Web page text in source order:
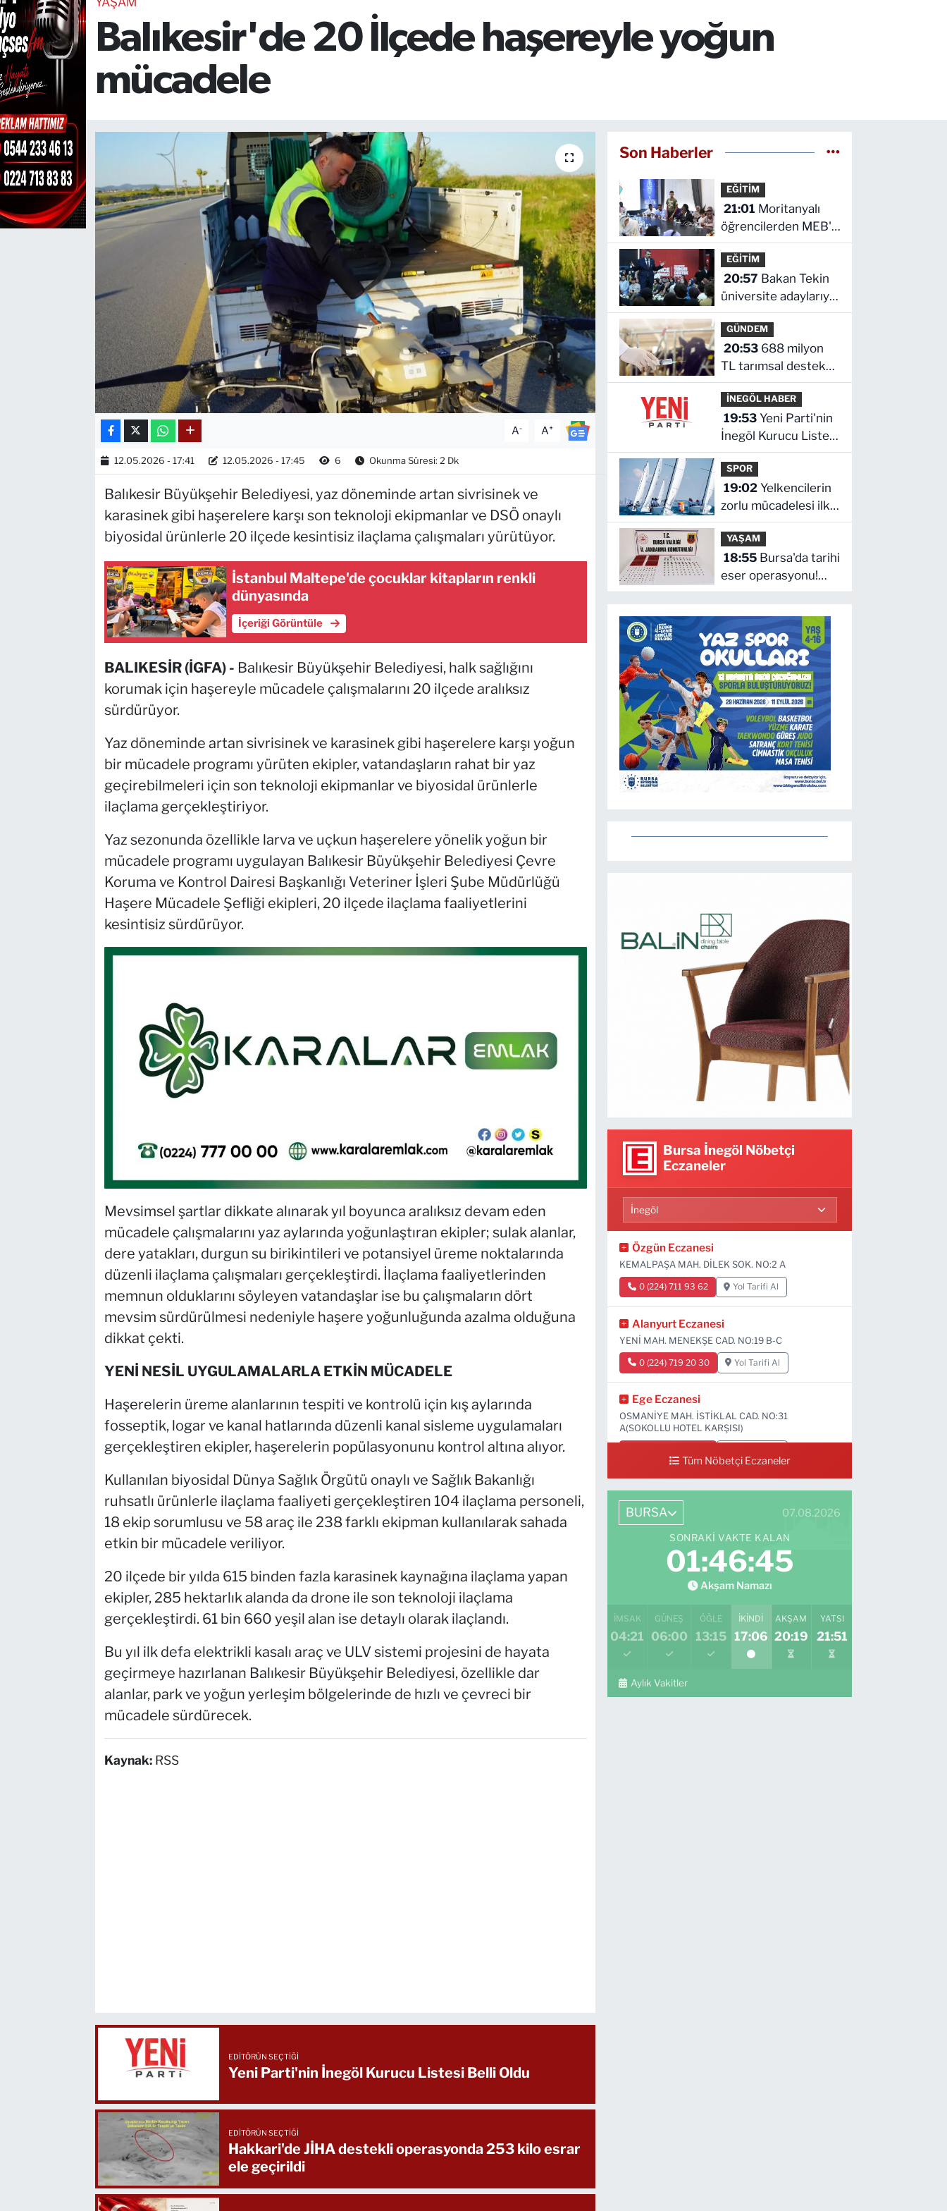
Balıkesir'de 20 İlçede haşereyle yoğun
mücadele
A- A+
12.05.2026 - 17:41 12.05.2026 - 17:45 6 Okunma Süresi: 2 Dk
Balıkesir Büyükşehir Belediyesi, yaz döneminde artan sivrisinek ve
karasinek gibi haşerelere karşı son teknoloji ekipmanlar ve DSÖ onaylı
biyosidal ürünlerle 20 ilçede kesintisiz ilaçlama çalışmaları yürütüyor.
İstanbul Maltepe'de çocuklar kitapların renkli
dünyasında
İçeriği Görüntüle
BALIKESİR (İGFA) - Balıkesir Büyükşehir Belediyesi, halk sağlığını
korumak için haşereyle mücadele çalışmalarını 20 ilçede aralıksız
sürdürüyor.
Yaz döneminde artan sivrisinek ve karasinek gibi haşerelere karşı yoğun
bir mücadele programı yürüten ekipler, vatandaşların rahat bir yaz
geçirebilmeleri için son teknoloji ekipmanlar ve biyosidal ürünlerle
ilaçlama gerçekleştiriyor.
Yaz sezonunda özellikle larva ve uçkun haşerelere yönelik yoğun bir
mücadele programı uygulayan Balıkesir Büyükşehir Belediyesi Çevre
Koruma ve Kontrol Dairesi Başkanlığı Veteriner İşleri Şube Müdürlüğü
Haşere Mücadele Şefliği ekipleri, 20 ilçede ilaçlama faaliyetlerini
kesintisiz sürdürüyor.
Mevsimsel şartlar dikkate alınarak yıl boyunca aralıksız devam eden
mücadele çalışmalarını yaz aylarında yoğunlaştıran ekipler; sulak alanlar,
dere yatakları, durgun su birikintileri ve potansiyel üreme noktalarında
düzenli ilaçlama çalışmaları gerçekleştirdi. İlaçlama faaliyetlerinden
memnun olduklarını söyleyen vatandaşlar ise bu çalışmaların dört
mevsim sürdürülmesi nedeniyle haşere yoğunluğunda azalma olduğuna
dikkat çekti.
YENİ NESİL UYGULAMALARLA ETKİN MÜCADELE
Haşerelerin üreme alanlarının tespiti ve kontrolü için kış aylarında
fosseptik, logar ve kanal hatlarında düzenli kanal sisleme uygulamaları
gerçekleştiren ekipler, haşerelerin popülasyonunu kontrol altına alıyor.
Kullanılan biyosidal Dünya Sağlık Örgütü onaylı ve Sağlık Bakanlığı
ruhsatlı ürünlerle ilaçlama faaliyeti gerçekleştiren 104 ilaçlama personeli,
18 ekip sorumlusu ve 58 araç ile 238 farklı ekipman kullanılarak sahada
etkin bir mücadele veriliyor.
20 ilçede bir yılda 615 binden fazla karasinek kaynağına ilaçlama yapan
ekipler, 285 hektarlık alanda da drone ile son teknoloji ilaçlama
gerçekleştirdi. 61 bin 660 yeşil alan ise detaylı olarak ilaçlandı.
Bu yıl ilk defa elektrikli kasalı araç ve ULV sistemi projesini de hayata
geçirmeye hazırlanan Balıkesir Büyükşehir Belediyesi, özellikle dar
alanlar, park ve yoğun yerleşim bölgelerinde de hızlı ve çevreci bir
mücadele sürdürecek.
Kaynak: RSS
EDITÖRÜN SEÇTIĞI
Yeni Parti'nin İnegöl Kurucu Listesi Belli Oldu
EDITÖRÜN SEÇTIĞI
Hakkari'de JİHA destekli operasyonda 253 kilo esrar
ele geçirildi
Son Haberler
EĞİTİM
21:01
öğrencilerden MEB'e
ziyaret
EĞİTİM
20:57
üniversite adaylarıyla
tecrübe paylaştı
GÜNDEM
20:53
TL tarımsal destek
hesaplarda
İNEGÖL HABER
19:53 Yeni Parti'nin
İnegöl Kurucu Listesi
Belli Oldu
SPOR
19:02 Yelkencilerin
zorlu mücadelesi ilk
günde nefes kesti
YAŞAM
18:55
eser operasyonu!
273 sikke ve 18 obje
Bursa İnegöl Nöbetçi
Eczaneler
Özgün Eczanesi
KEMALPAŞA MAH. DİLEK SOK. NO:2 A
0 (224) 711 93 62 Yol Tarifi Al
Alanyurt Eczanesi
YENİ MAH. MENEKŞE CAD. NO:19 B-C
0 (224) 719 20 30 Yol Tarifi Al
Ege Eczanesi
OSMANİYE MAH. İSTİKLAL CAD. NO:31
A(SOKOLLU HOTEL KARŞISI)
Tüm Nöbetçi Eczaneler
BURSA 07.08.2026
SONRAKI VAKTE KALAN
01:46:44
Akşam Namazı
İMSAK
04:21
GÜNEŞ
06:00
ÖĞLE
13:15
İKINDI
17:06
AKŞAM
20:19
YATSI
21:51
Aylık Vakitler
TEKNOLOJİ
CANLI DİNLE
RESMİ İLANLAR
Gencsesfm Canlı Dinle